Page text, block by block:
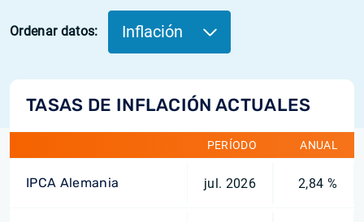
Ordenar datos: Inflación
TASAS DE INFLACIÓN ACTUALES
PERÍODO ANUAL
IPCA Alemania jul. 2026 2,84 %